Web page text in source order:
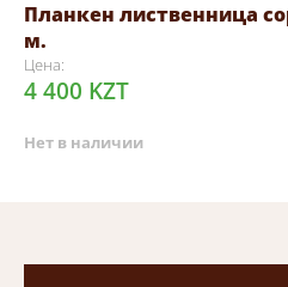
Планкен лиственница
м.
Цена:
4 400 KZT
Нет в наличии